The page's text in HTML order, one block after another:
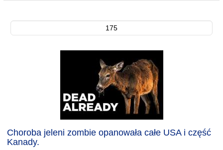
175
Choroba jeleni zombie opanowała całe USA i część
Kanady.